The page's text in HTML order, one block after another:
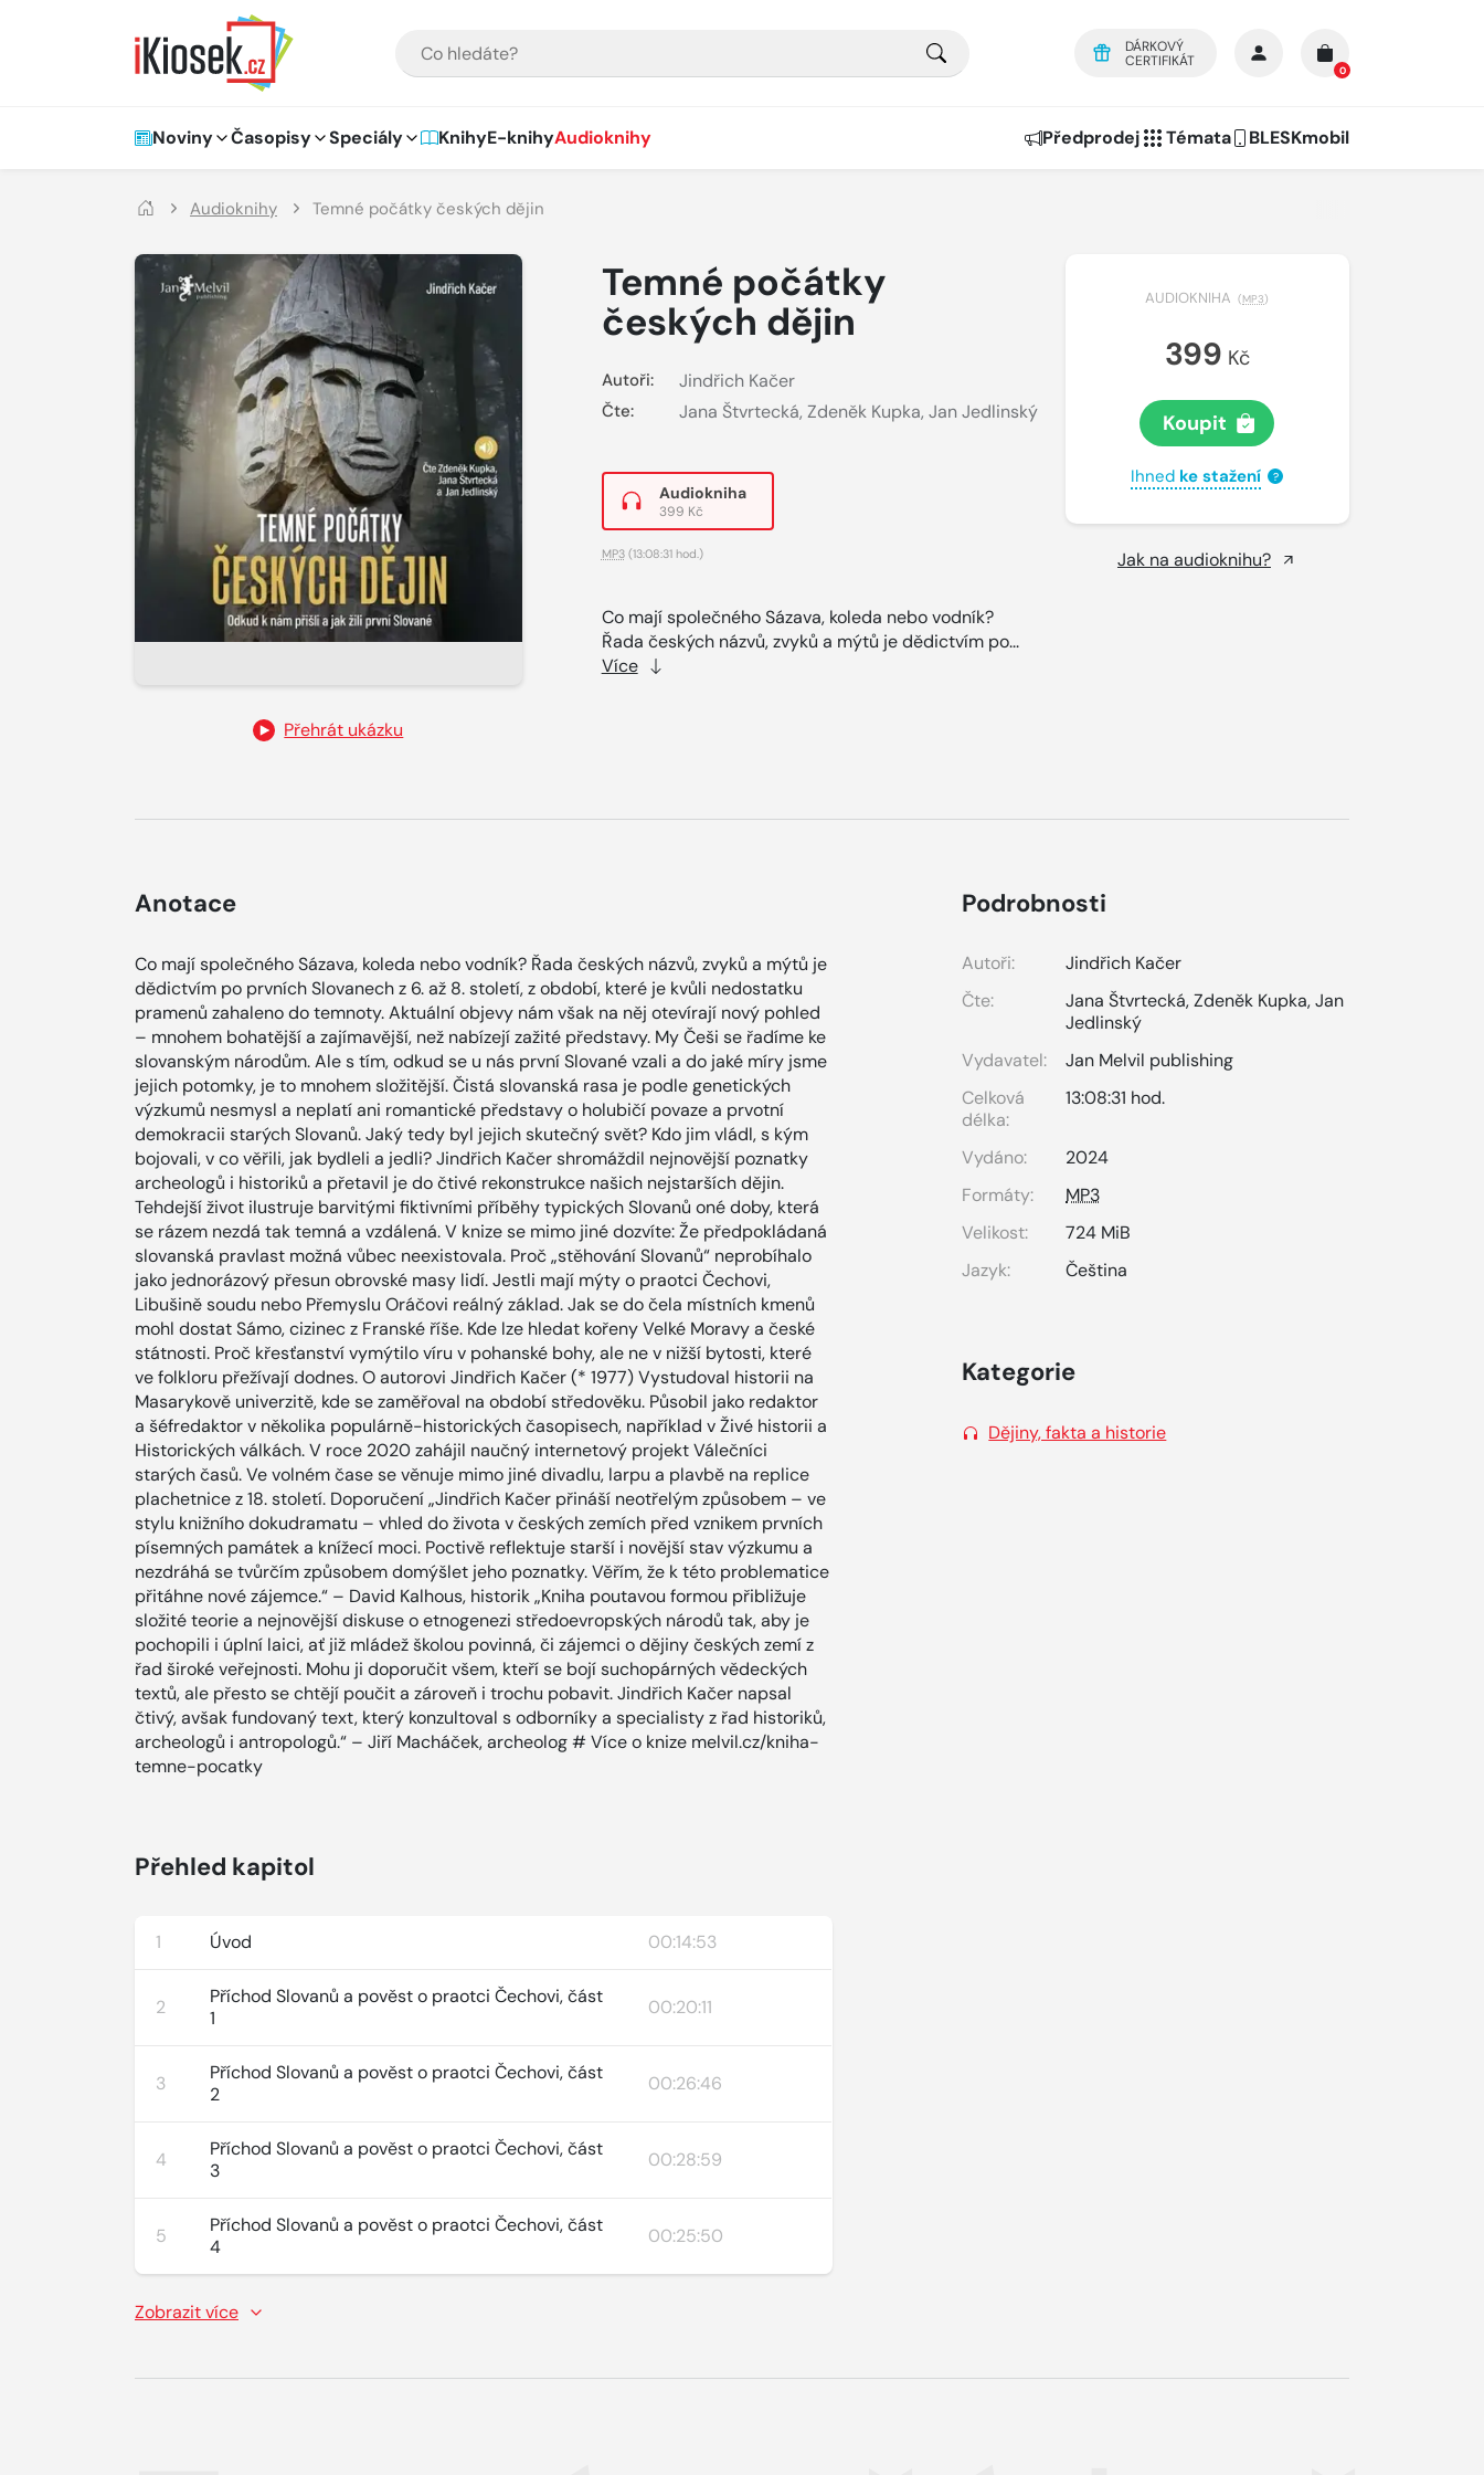
DÁRKOVÝ
CERTIFIKÁT
0
Hlavní navigace
Noviny Časopisy Speciály KnihyE-knihyAudioknihy Předprodej Témata BLESKmobil
Audioknihy Temné počátky českých dějin
Přehrát ukázku
Temné počátky
českých dějin
Autoři: Jindřich Kačer
Čte: Jana Štvrtecká, Zdeněk Kupka, Jan Jedlinský
Audiokniha
399 Kč
MP3(13:08:31 hod.)
Co mají společného Sázava, koleda nebo vodník?
Řada českých názvů, zvyků a mýtů je dědictvím po...
Více
AUDIOKNIHA (MP3)
399 Kč
Koupit
Ihned ke stažení ?
Jak na audioknihu?
Anotace
Co mají společného Sázava, koleda nebo vodník? Řada českých názvů, zvyků a mýtů je
dědictvím po prvních Slovanech z 6. až 8. století, z období, které je kvůli nedostatku
pramenů zahaleno do temnoty. Aktuální objevy nám však na něj otevírají nový pohled
– mnohem bohatější a zajímavější, než nabízejí zažité představy. My Češi se řadíme ke
slovanským národům. Ale s tím, odkud se u nás první Slované vzali a do jaké míry jsme
jejich potomky, je to mnohem složitější. Čistá slovanská rasa je podle genetických
výzkumů nesmysl a neplatí ani romantické představy o holubičí povaze a prvotní
demokracii starých Slovanů. Jaký tedy byl jejich skutečný svět? Kdo jim vládl, s kým
bojovali, v co věřili, jak bydleli a jedli? Jindřich Kačer shromáždil nejnovější poznatky
archeologů i historiků a přetavil je do čtivé rekonstrukce našich nejstarších dějin.
Tehdejší život ilustruje barvitými fiktivními příběhy typických Slovanů oné doby, která
se rázem nezdá tak temná a vzdálená. V knize se mimo jiné dozvíte: Že předpokládaná
slovanská pravlast možná vůbec neexistovala. Proč „stěhování Slovanů“ neprobíhalo
jako jednorázový přesun obrovské masy lidí. Jestli mají mýty o praotci Čechovi,
Libušině soudu nebo Přemyslu Oráčovi reálný základ. Jak se do čela místních kmenů
mohl dostat Sámo, cizinec z Franské říše. Kde lze hledat kořeny Velké Moravy a české
státnosti. Proč křesťanství vymýtilo víru v pohanské bohy, ale ne v nižší bytosti, které
ve folkloru přežívají dodnes. O autorovi Jindřich Kačer (* 1977) Vystudoval historii na
Masarykově univerzitě, kde se zaměřoval na období středověku. Působil jako redaktor
a šéfredaktor v několika populárně-historických časopisech, například v Živé historii a
Historických válkách. V roce 2020 zahájil naučný internetový projekt Válečníci
starých časů. Ve volném čase se věnuje mimo jiné divadlu, larpu a plavbě na replice
plachetnice z 18. století. Doporučení „Jindřich Kačer přináší neotřelým způsobem – ve
stylu knižního dokudramatu – vhled do života v českých zemích před vznikem prvních
písemných památek a knížecí moci. Poctivě reflektuje starší i novější stav výzkumu a
nezdráhá se tvůrčím způsobem domýšlet jeho poznatky. Věřím, že k této problematice
přitáhne nové zájemce.“ – David Kalhous, historik „Kniha poutavou formou přibližuje
složité teorie a nejnovější diskuse o etnogenezi středoevropských národů tak, aby je
pochopili i úplní laici, ať již mládež školou povinná, či zájemci o dějiny českých zemí z
řad široké veřejnosti. Mohu ji doporučit všem, kteří se bojí suchopárných vědeckých
textů, ale přesto se chtějí poučit a zároveň i trochu pobavit. Jindřich Kačer napsal
čtivý, avšak fundovaný text, který konzultoval s odborníky a specialisty z řad historiků,
archeologů i antropologů.“ – Jiří Macháček, archeolog # Více o knize melvil.cz/kniha-
temne-pocatky
Přehled kapitol
1 Úvod 00:14:53
2
Příchod Slovanů a pověst o praotci Čechovi, část
1
00:20:11
3
Příchod Slovanů a pověst o praotci Čechovi, část
2
00:26:46
4
Příchod Slovanů a pověst o praotci Čechovi, část
3
00:28:59
5
Příchod Slovanů a pověst o praotci Čechovi, část
4
00:25:50
Zobrazit více
Podrobnosti
Autoři:
Jindřich Kačer
Čte:
Jana Štvrtecká,Zdeněk Kupka,Jan
Jedlinský
Vydavatel:
Jan Melvil publishing
Celková
délka:
13:08:31 hod.
Vydáno:
2024
Formáty:
MP3
Velikost:
724 MiB
Jazyk:
Čeština
Kategorie
Dějiny, fakta a historie